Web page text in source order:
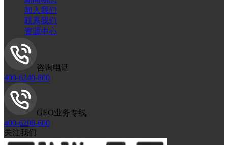
加入我们
联系我们
资源中心
咨询电话
400-6240-800
GEO业务专线
400-6298-600
关注我们